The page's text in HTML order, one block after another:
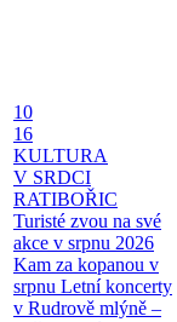
10
16
KULTURA
V SRDCI
RATIBOŘIC
Turisté zvou na své
akce v srpnu 2026
Kam za kopanou v
srpnu Letní koncerty
v Rudrově mlýně –